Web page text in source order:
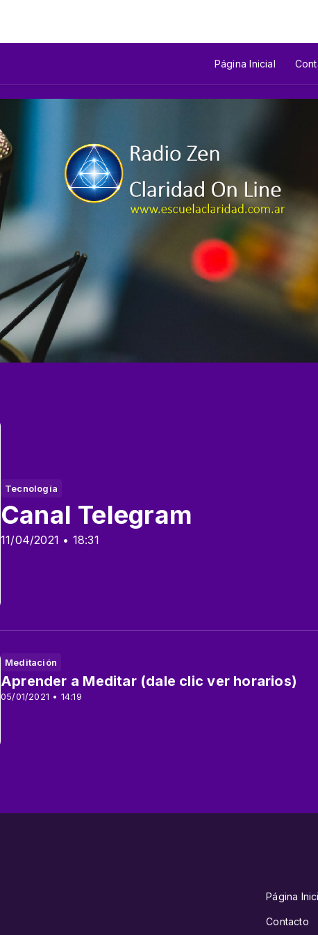
Página Inicial
Tecnología
11/04/2021 • 18:31
Canal Telegram
Meditación
05/01/2021 • 14:19
Aprender a Meditar (dale clic ver horarios)
Página
Contacto